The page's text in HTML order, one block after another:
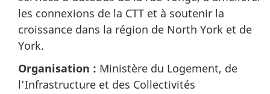
les connexions de la CTT et à soutenir la
croissance dans la région de North York et de
York.
Organisation : Ministère du Logement, de
l’Infrastructure et des Collectivités